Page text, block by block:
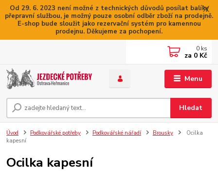
Od 29. 6. 2023 není možné z technických důvodů posílat balíky
přepravní službou, je možný pouze osobní odběr zboží na prodejně.
E-shop bude sloužit jako rezervační systém pro kamennou
prodejnu. Děkujeme za pochopení.
Menu
Hledat
0 ks
za 0 Kč
Úvod Podkovářské potřeby Podkovářské nářadí Brousky
Ocilka
kapesní
Ocilka kapesní